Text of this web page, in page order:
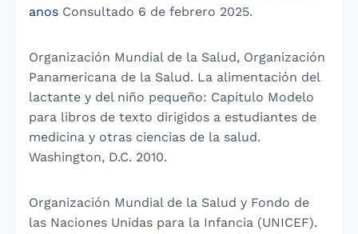
anos Consultado 6 de febrero 2025.
Organización Mundial de la Salud, Organización
Panamericana de la Salud. La alimentación del
lactante y del niño pequeño: Capítulo Modelo
para libros de texto dirigidos a estudiantes de
medicina y otras ciencias de la salud.
Washington, D.C. 2010.
Organización Mundial de la Salud y Fondo de
las Naciones Unidas para la Infancia (UNICEF).